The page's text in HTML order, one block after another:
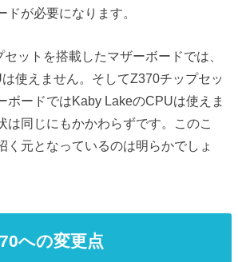
ドが必要になります。
ットを搭載したマザーボードでは、
使えません。そしてZ370チップセッ
ボードではKaby LakeのCPUは使えま
は同じにもかかわらずです。このこ
く元となっているのは明らかでしょ
への変更点